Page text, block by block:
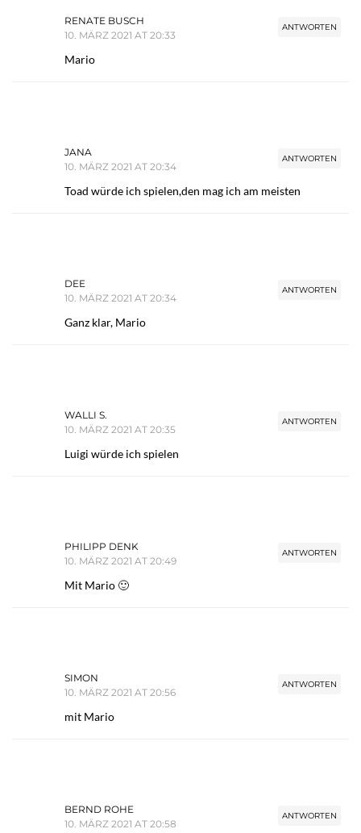
ANTWORTEN
RENATE BUSCH
10. MÄRZ 2021 AT 20:33
Mario
ANTWORTEN
JANA
10. MÄRZ 2021 AT 20:34
Toad würde ich spielen,den mag ich am meisten
ANTWORTEN
DEE
10. MÄRZ 2021 AT 20:34
Ganz klar, Mario
ANTWORTEN
WALLI S.
10. MÄRZ 2021 AT 20:35
Luigi würde ich spielen
ANTWORTEN
PHILIPP DENK
10. MÄRZ 2021 AT 20:49
Mit Mario 🙂
ANTWORTEN
SIMON
10. MÄRZ 2021 AT 20:56
mit Mario
ANTWORTEN
BERND ROHE
10. MÄRZ 2021 AT 20:58